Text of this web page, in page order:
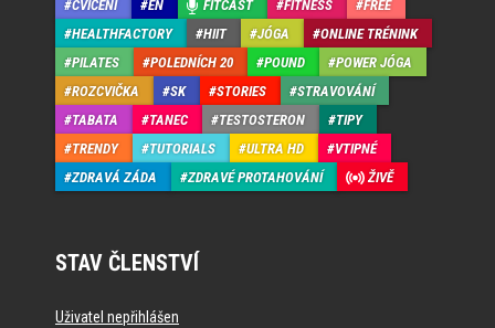
CVIČENÍ
EN FITCAST FITNESS
FREE
HEALTHFACTORY
HIIT JÓGA
ONLINE TRÉNINK
PILATES
POLEDNÍCH 20 POUND
POWER JÓGA
ROZCVIČKA
SK STORIES
STRAVOVÁNÍ
TABATA
TANEC TESTOSTERON
TIPY
TRENDY
TUTORIALS ULTRA HD
VTIPNÉ
ZDRAVÁ ZÁDA
ZDRAVÉ PROTAHOVÁNÍ ŽIVĚ
STAV ČLENSTVÍ
Uživatel nepřihlášen